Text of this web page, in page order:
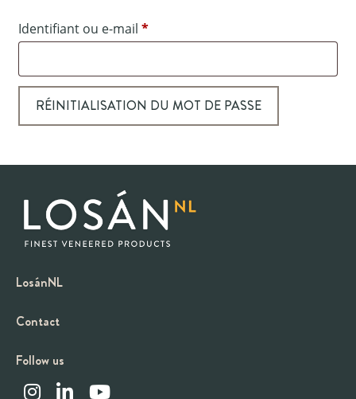
Identifiant ou e-mail *Obligatoire
RÉINITIALISATION DU MOT DE PASSE
LosánNL
Contact
Follow us